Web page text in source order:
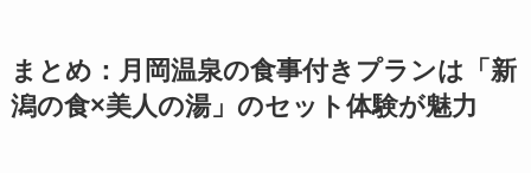
まとめ：月岡温泉の食事付きプランは「新
潟の食×美人の湯」のセット体験が魅力